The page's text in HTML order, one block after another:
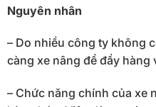
Nguyên nhân
– Do nhiều công ty không
càng xe nâng để đẩy hàng
– Chức năng chính của xe